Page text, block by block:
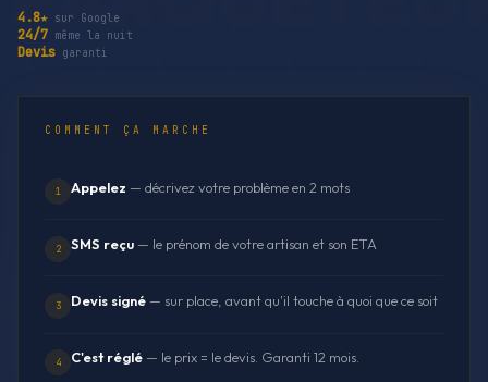
4.8★ sur Google
24/7 même la nuit
Devis garanti
COMMENT ÇA MARCHE
1 Appelez — décrivez votre problème en 2 mots
2 SMS reçu — le prénom de votre artisan et son ETA
3 Devis signé — sur place, avant qu'il touche à quoi que ce soit
4 C'est réglé — le prix = le devis. Garanti 12 mois.